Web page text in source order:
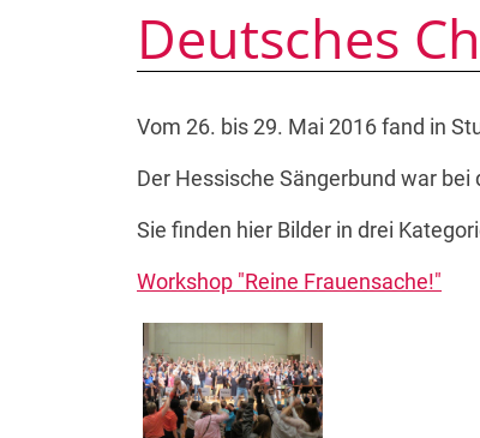
Deutsches
Vom 26. bis 29. Mai 2016 fand in
Der Hessische Sängerbund war
Sie finden hier Bilder in drei
Workshop "Reine Frauensache!"